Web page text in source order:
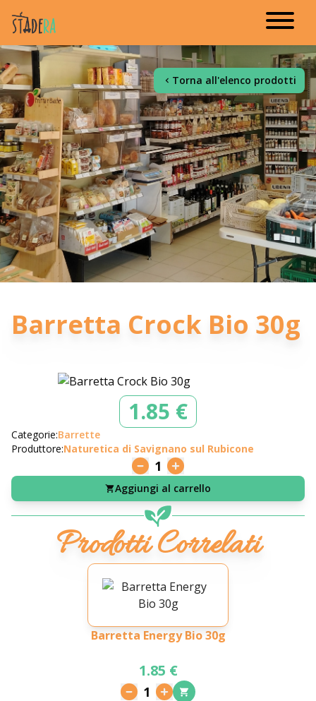
Torna all'elenco prodotti
Barretta Crock Bio 30g
1.85 €
Categorie:Barrette
Produttore:Naturetica di Savignano sul Rubicone
1
Aggiungi al carrello
Prodotti Correlati
Barretta Energy Bio 30g
1.85 €
1